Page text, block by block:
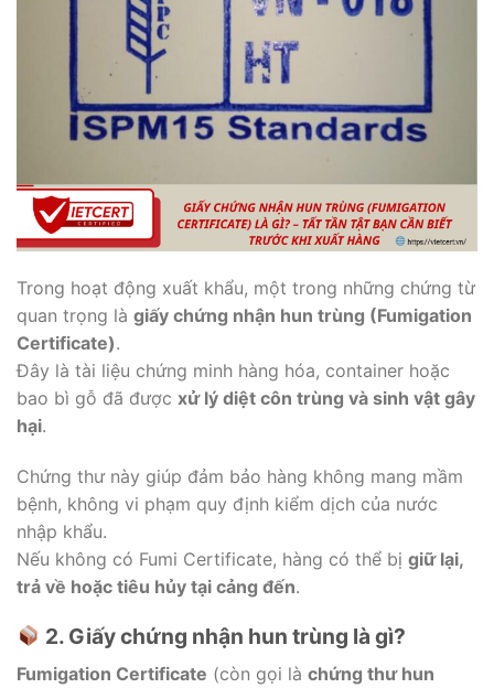
Trong hoạt động xuất khẩu, một trong những chứng từ
quan trọng là giấy chứng nhận hun trùng (Fumigation
Certificate).
Đây là tài liệu chứng minh hàng hóa, container hoặc
bao bì gỗ đã được xử lý diệt côn trùng và sinh vật gây
hại.
Chứng thư này giúp đảm bảo hàng không mang mầm
bệnh, không vi phạm quy định kiểm dịch của nước
nhập khẩu.
Nếu không có Fumi Certificate, hàng có thể bị giữ lại,
trả về hoặc tiêu hủy tại cảng đến.
2. Giấy chứng nhận hun trùng là gì?
Fumigation Certificate (còn gọi là chứng thư hun